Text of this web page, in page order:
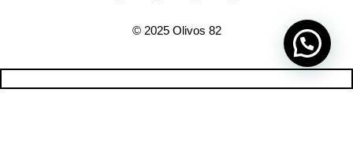
a
s
g
n
r
o
© 2025 Olivos 82